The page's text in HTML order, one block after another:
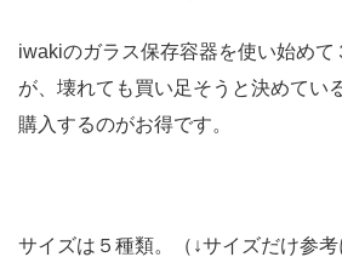
iwakiのガラス保存容器を使い始めて
が、壊れても買い足そうと決めてい
購入するのがお得です。
サイズは５種類。（↓サイズだけ参考